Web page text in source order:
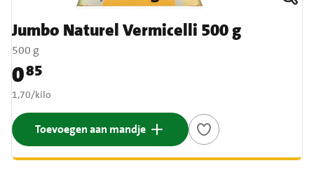
Jumbo Naturel Vermicelli 500 g
500 g
Prijs: € 0,85
085
€ 1,70 per kilo
1,70/kilo
Toevoegen aan mandje